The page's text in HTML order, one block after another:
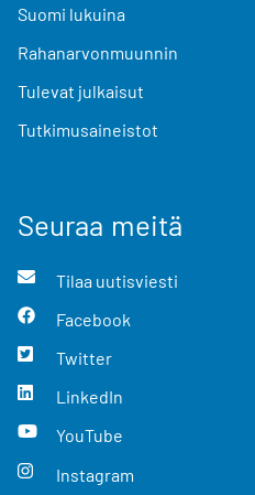
Suomi lukuina
Rahanarvonmuunnin
Tulevat julkaisut
Tutkimusaineistot
Seuraa meitä
Tilaa uutisviesti
Facebook
Twitter
LinkedIn
YouTube
Instagram